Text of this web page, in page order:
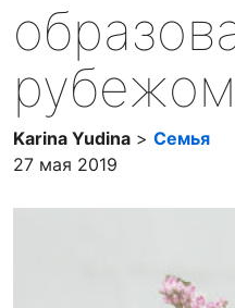
рубежом
Karina Yudina > Семья
27 мая 2019